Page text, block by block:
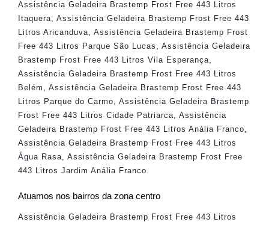
Assistência Geladeira Brastemp Frost Free 443 Litros
Itaquera, Assistência Geladeira Brastemp Frost Free 443
Litros Aricanduva, Assistência Geladeira Brastemp Frost
Free 443 Litros Parque São Lucas , Assistência Geladeira
Brastemp Frost Free 443 Litros Vila Esperança,
Assistência Geladeira Brastemp Frost Free 443 Litros
Belém , Assistência Geladeira Brastemp Frost Free 443
Litros Parque do Carmo, Assistência Geladeira Brastemp
Frost Free 443 Litros Cidade Patriarca, Assistência
Geladeira Brastemp Frost Free 443 Litros Anália Franco,
Assistência Geladeira Brastemp Frost Free 443 Litros
Água Rasa, Assistência Geladeira Brastemp Frost Free
443 Litros Jardim Anália Franco.
Atuamos nos bairros da zona centro
Assistência Geladeira Brastemp Frost Free 443 Litros